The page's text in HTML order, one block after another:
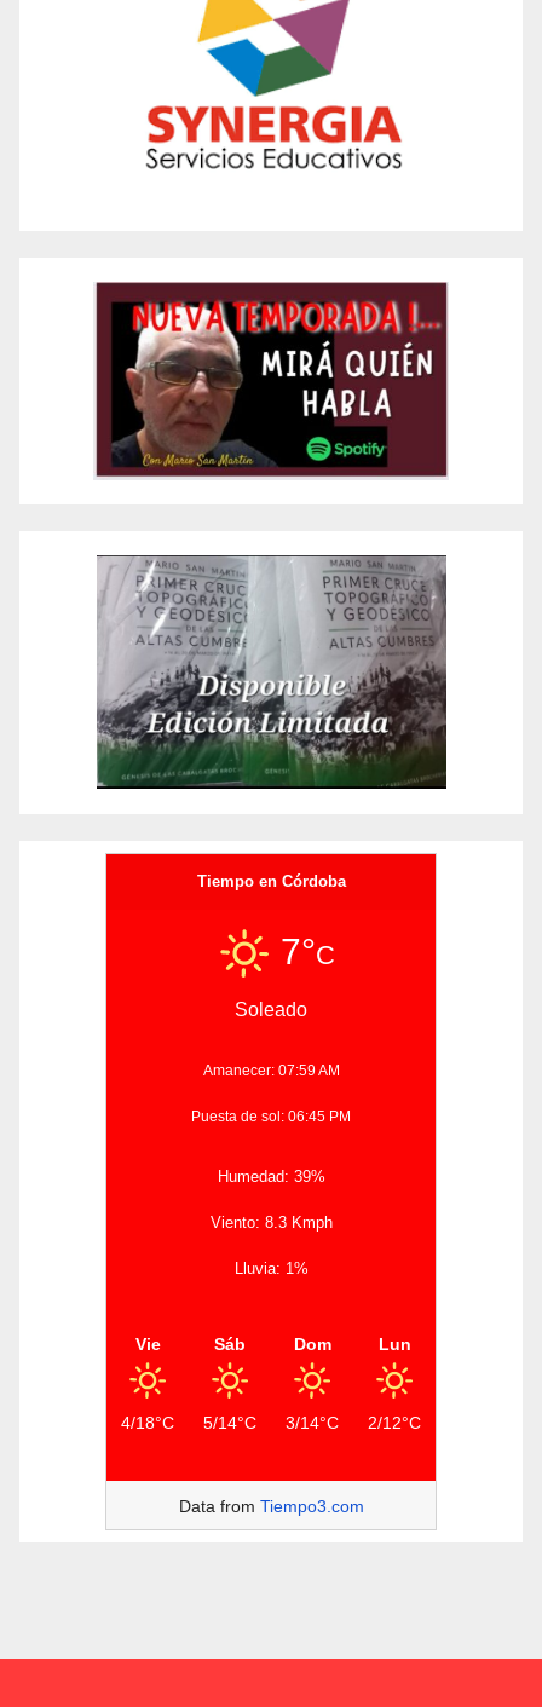
Tiempo en Córdoba
7°C
Soleado
Amanecer: 07:59 AM
Puesta de sol: 06:45 PM
Humedad: 39%
Viento: 8.3 Kmph
Lluvia: 1%
Vie
4/18°C
Sáb
5/14°C
Dom
3/14°C
Lun
2/12°C
Data from Tiempo3.com